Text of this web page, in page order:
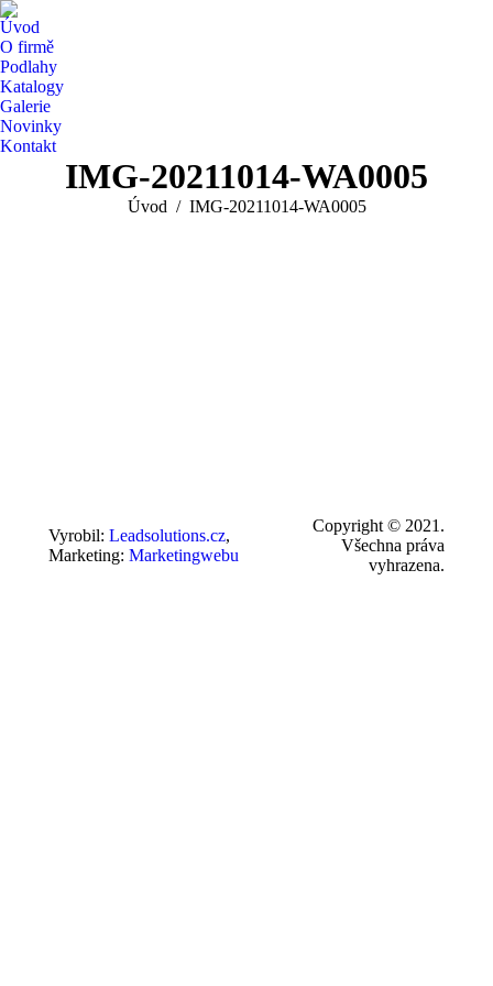
Úvod
O firmě
Podlahy
Katalogy
Galerie
Novinky
Kontakt
IMG-20211014-WA0005
You are here:
Úvod IMG-20211014-WA0005
Vyrobil: Leadsolutions.cz,
Marketing: Marketingwebu
Copyright © 2021.
Všechna práva
vyhrazena.